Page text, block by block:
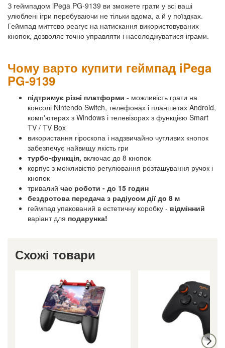
З геймпадом iPega PG-9139 ви зможете грати у всі ваші
улюблені ігри перебуваючи не тільки вдома, а й у поїздках.
Геймпад миттєво реагує на натискання використовуваних
кнопок, дозволяє точно управляти і насолоджуватися іграми.
Чому варто купити геймпад iPega
PG-9139
підтримує різні платформи - можливість грати на
консолі Nintendo Switch, телефонах і планшетах Android,
комп'ютерах з Windows і телевізорах з функцією Smart
TV / TV Box
використання гіроскопа і надзвичайно чутливих кнопок
забезпечує найвищу якість гри
турбо-функція, включає до 8 кнопок
корпус з можливістю регулювання розташування ручок і
кнопок
тривалий час роботи - до 15 годин
бездротова передача з радіусом дії до 8 м
геймпад упакований в естетичну коробку - відмінний
варіант для подарунка!
Схожі товари